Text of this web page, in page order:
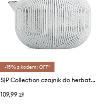
-15% z kodem: OFF*
S|P Collection czajnik do herbaty z żelaza 350 ml
109,99 zł